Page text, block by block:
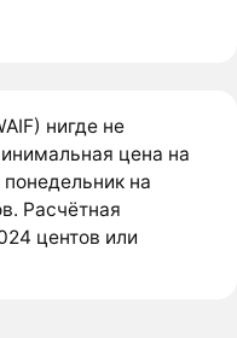
нигде не
цена на
на
Расчётная
центов или